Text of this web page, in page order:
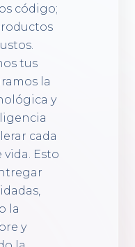
código;
tus
la
y
cada
Esto
la
y